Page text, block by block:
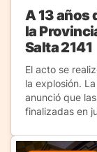
A 13 años
la
Salta 2141
El acto se
la explosión.
anunció que
finalizadas en